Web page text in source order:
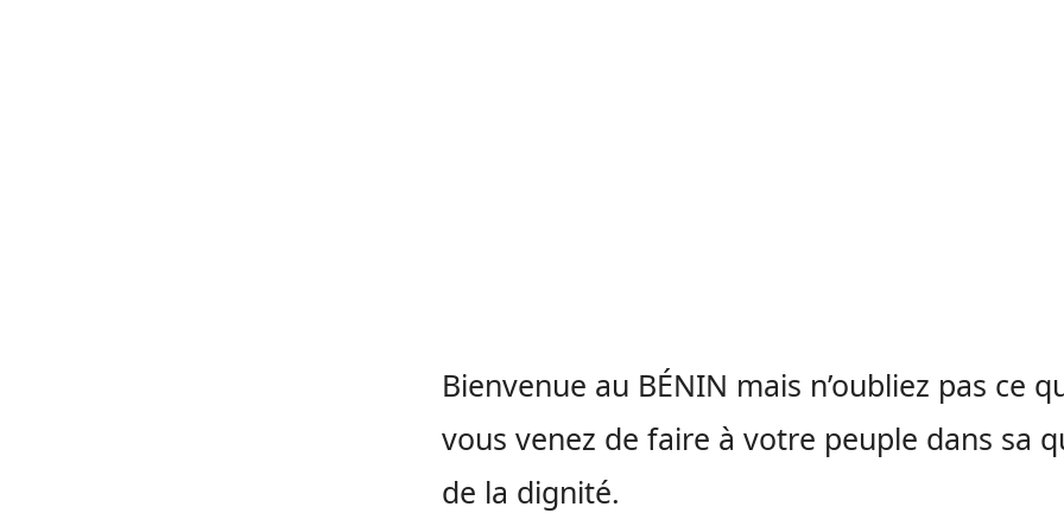
Bienvenue au BÉNIN mais n’oubliez pas ce
vous venez de faire à votre peuple dans sa
de la dignité.